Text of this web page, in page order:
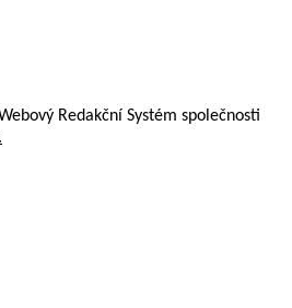
Redakční Systém společnosti